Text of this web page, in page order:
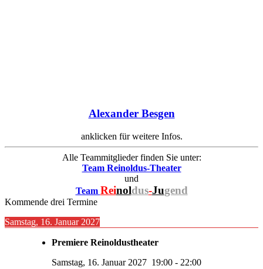
Alexander Besgen
anklicken für weitere Infos.
Alle Teammitglieder finden Sie unter:
Team Reinoldus-Theater
und
Team Reinoldus-Jugend
Kommende drei Termine
Samstag, 16. Januar 2027
Premiere Reinoldustheater
Samstag, 16. Januar 2027 19:00 - 22:00